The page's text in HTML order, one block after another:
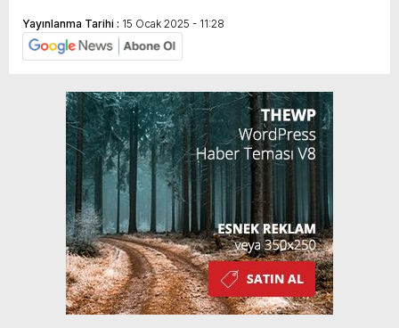
Yayınlanma Tarihi : 15 Ocak 2025 - 11:28